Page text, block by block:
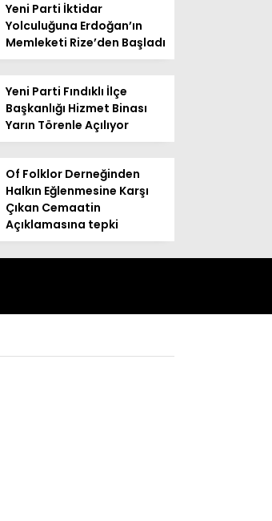
Yeni Parti İktidar
Yolculuğuna Erdoğan’ın
Memleketi Rize’den Başladı
Yeni Parti Fındıklı İlçe
Başkanlığı Hizmet Binası
Yarın Törenle Açılıyor
Of Folklor Derneğinden
Halkın Eğlenmesine Karşı
Çıkan Cemaatin
Açıklamasına tepki